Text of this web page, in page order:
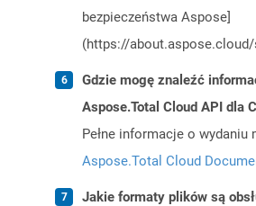
bezpieczeństwa Aspose]
(https://
Gdzie mogę znaleźć
Aspose.Total Cloud API dla
Pełne informacje o wydaniu
Aspose.Total Cloud
Jakie formaty plików są